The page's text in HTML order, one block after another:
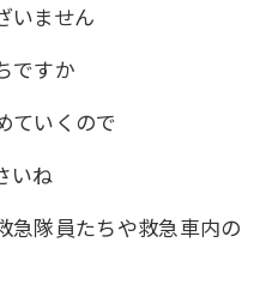
いません
ですか
ていくので
いね
急隊員たちや救急車内の